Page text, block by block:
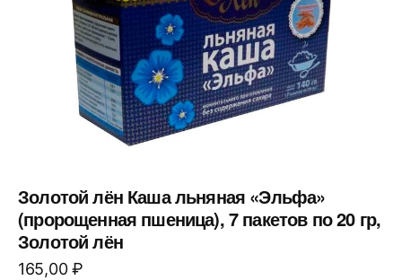
Золотой лён Каша льняная «Эльфа»
(пророщенная пшеница), 7 пакетов по 20 гр,
Золотой лён
165,00₽